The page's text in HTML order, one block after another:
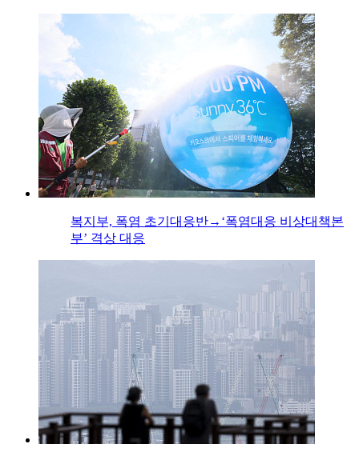
복지부, 폭염 초기대응반→‘폭염대응 비상대책본
부’ 격상 대응